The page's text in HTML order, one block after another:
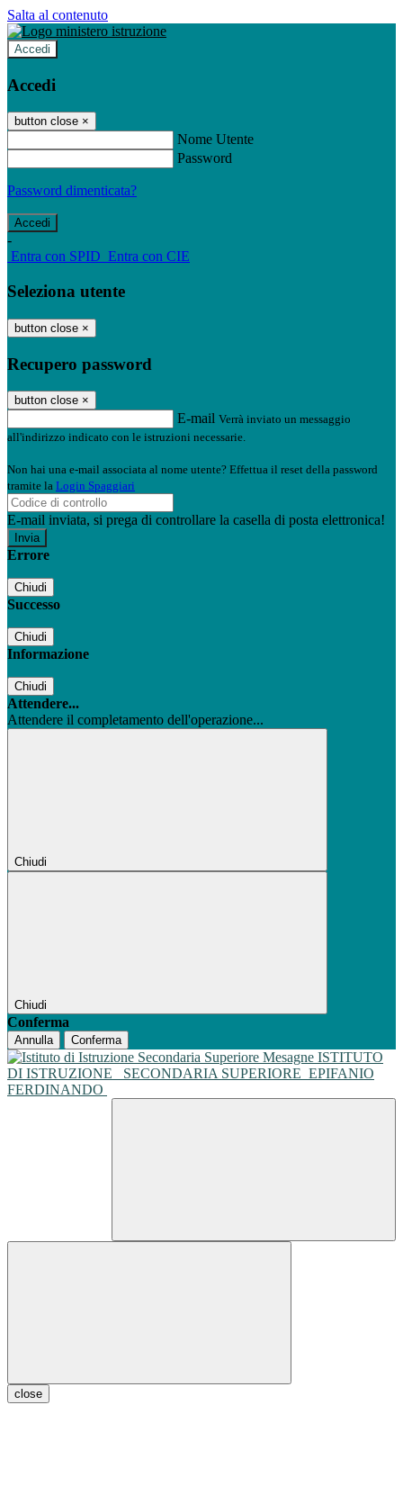
Salta al contenuto
Accedi
Accedi
button close ×
Nome Utente
Password
Password dimenticata?
-
Entra con SPID Entra con CIE
Seleziona utente
button close ×
Recupero password
button close ×
E-mail Verrà inviato un messaggio
all'indirizzo indicato con le istruzioni necessarie.
Non hai una e-mail associata al nome utente? Effettua il reset della password
tramite la Login Spaggiari
E-mail inviata, si prega di controllare la casella di posta elettronica!
Errore
Chiudi
Successo
Chiudi
Informazione
Chiudi
Attendere...
Attendere il completamento dell'operazione...
Chiudi
Chiudi
Conferma
Annulla Conferma
ISTITUTO
DI ISTRUZIONE
SECONDARIA SUPERIORE EPIFANIO
FERDINANDO
close